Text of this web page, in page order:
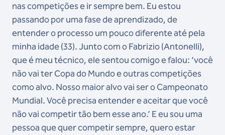
nas competições e ir sempre bem. Eu estou
passando por uma fase de aprendizado, de
entender o processo um pouco diferente até pela
minha idade (33). Junto com o Fabrizio (Antonelli),
que é meu técnico, ele sentou comigo e falou: ‘você
não vai ter Copa do Mundo e outras competições
como alvo. Nosso maior alvo vai ser o Campeonato
Mundial. Você precisa entender e aceitar que você
não vai competir tão bem esse ano.’ E eu sou uma
pessoa que quer competir sempre, quero estar